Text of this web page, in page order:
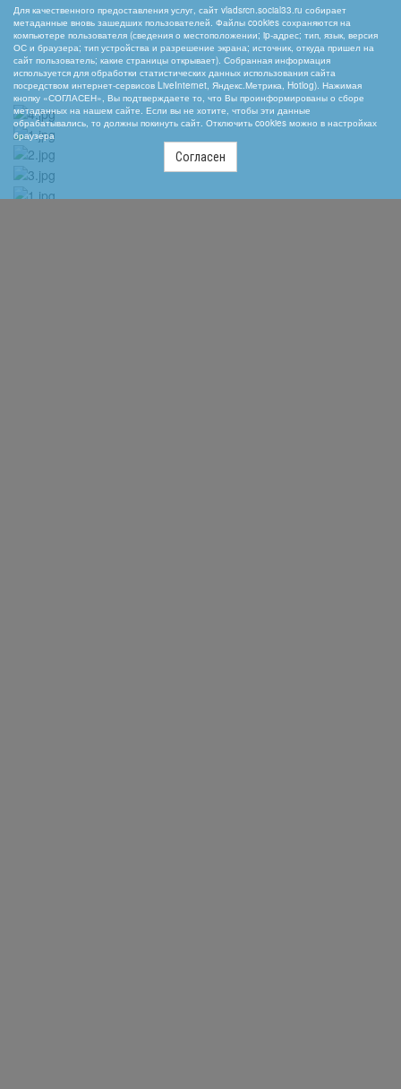
Для качественного предоставления услуг, сайт vladsrcn.social33.ru собирает
метаданные вновь зашедших пользователей. Файлы cookies сохраняются на
компьютере пользователя (сведения о местоположении; ip-адрес; тип, язык, версия
ОС и браузера; тип устройства и разрешение экрана; источник, откуда пришел на
сайт пользователь; какие страницы открывает). Собранная информация
используется для обработки статистических данных использования сайта
посредством интернет-сервисов LiveInternet, Яндекс.Метрика, Hotlog). Нажимая
кнопку «СОГЛАСЕН», Вы подтверждаете то, что Вы проинформированы о сборе
метаданных на нашем сайте. Если вы не хотите, чтобы эти данные
обрабатывались, то должны покинуть сайт. Отключить cookies можно в настройках
браузера
Согласен